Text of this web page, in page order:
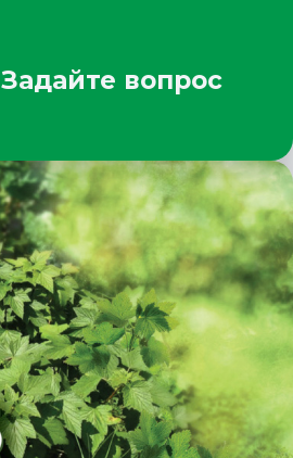
Задайте вопрос